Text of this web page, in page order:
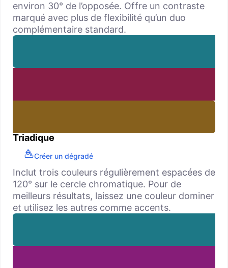
environ 30° de l’opposée. Offre un contraste
marqué avec plus de flexibilité qu’un duo
complémentaire standard.
Triadique
Créer un dégradé
Inclut trois couleurs régulièrement espacées de
120° sur le cercle chromatique. Pour de
meilleurs résultats, laissez une couleur dominer
et utilisez les autres comme accents.